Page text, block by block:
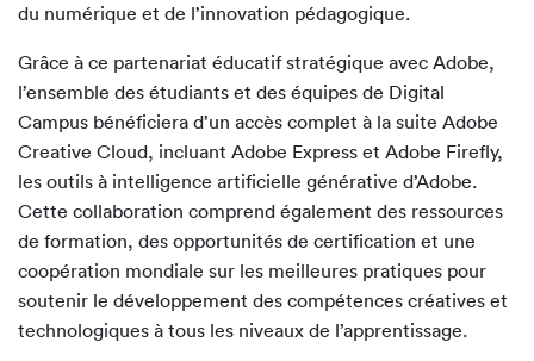
du numérique et de l’innovation pédagogique.
Grâce à ce partenariat éducatif stratégique avec Adobe,
l’ensemble des étudiants et des équipes de Digital
Campus bénéficiera d’un accès complet à la suite Adobe
Creative Cloud, incluant Adobe Express et Adobe Firefly,
les outils à intelligence artificielle générative d’Adobe.
Cette collaboration comprend également des ressources
de formation, des opportunités de certification et une
coopération mondiale sur les meilleures pratiques pour
soutenir le développement des compétences créatives et
technologiques à tous les niveaux de l’apprentissage.